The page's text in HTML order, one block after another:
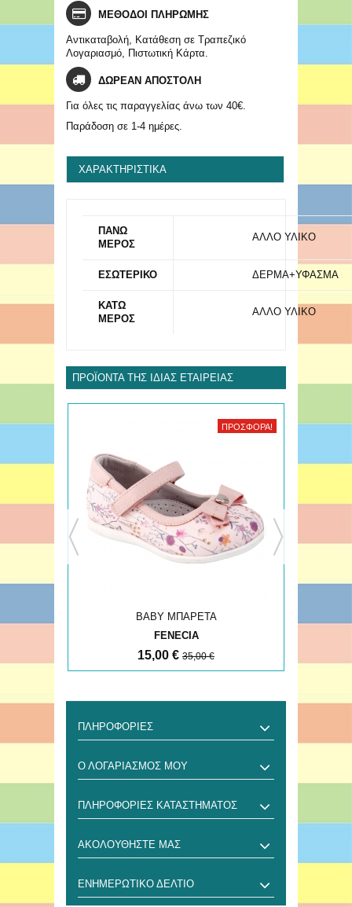
ΜΕΘΟΔΟΙ ΠΛΗΡΩΜΗΣ
Αντικαταβολή, Κατάθεση σε Τραπεζικό
Λογαριασμό, Πιστωτική Κάρτα.
ΔΩΡΕΑΝ ΑΠΟΣΤΟΛΗ
Για όλες τις παραγγελίας άνω των 40€.
Παράδοση σε 1-4 ημέρες.
ΧΑΡΑΚΤΗΡΙΣΤΙΚΆ
ΠΑΝΩ
ΜΕΡΟΣ
ΑΛΛΟ ΥΛΙΚΟ
ΕΣΩΤΕΡΙΚΟ ΔΕΡΜΑ+ΥΦΑΣΜΑ
ΚΑΤΩ
ΜΕΡΟΣ
ΑΛΛΟ ΥΛΙΚΟ
ΠΡΟΪΌΝΤΑ ΤΗΣ ΊΔΙΑΣ ΕΤΑΙΡΕΊΑΣ
ΈΚΠΤΩΣΗ! ΠΡΟΣΦΟΡΆ!
ΒΑΒΥ ΜΠΑΡΕΤΑ
FENECIA
15,00 € 35,00 €
ΠΛΗΡΟΦΟΡΊΕΣ
Ο ΛΟΓΑΡΙΑΣΜΌΣ ΜΟΥ
ΠΛΗΡΟΦΟΡΊΕΣ ΚΑΤΑΣΤΉΜΑΤΟΣ
ΑΚΟΛΟΥΘΉΣΤΕ ΜΑΣ
ΕΝΗΜΕΡΩΤΙΚΌ ΔΕΛΤΊΟ